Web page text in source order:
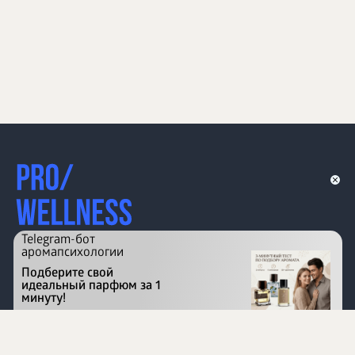
Перейти на сайт
Telegram-бот
аромапсихологии
Подберите свой
идеальный парфюм за 1
минуту!